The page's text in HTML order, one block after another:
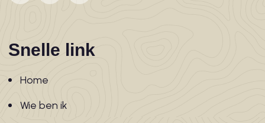
Snelle link
Home
Wie ben ik